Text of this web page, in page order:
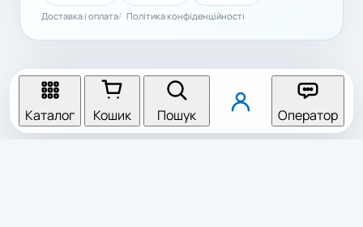
Доставка і оплата Політика конфіденційності
Каталог Кошик Пошук Оператор